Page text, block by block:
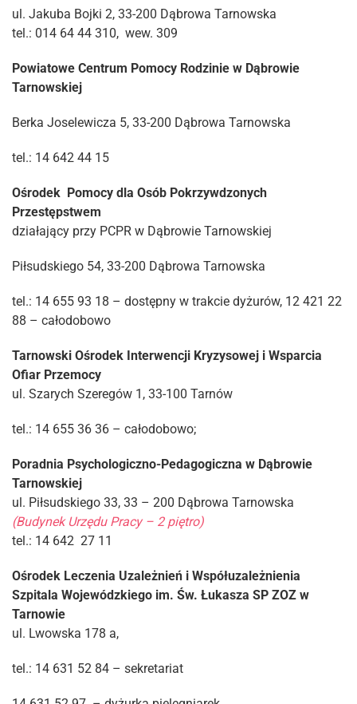
ul. Jakuba Bojki 2, 33-200 Dąbrowa Tarnowska
tel.: 014 64 44 310, wew. 309
Powiatowe Centrum Pomocy Rodzinie w Dąbrowie
Tarnowskiej
Berka Joselewicza 5, 33-200 Dąbrowa Tarnowska
tel.: 14 642 44 15
Ośrodek Pomocy dla Osób Pokrzywdzonych
Przestępstwem
działający przy PCPR w Dąbrowie Tarnowskiej
Piłsudskiego 54, 33-200 Dąbrowa Tarnowska
tel.: 14 655 93 18 – dostępny w trakcie dyżurów, 12 421 22
88 – całodobowo
Tarnowski Ośrodek Interwencji Kryzysowej i Wsparcia
Ofiar Przemocy
ul. Szarych Szeregów 1, 33-100 Tarnów
tel.: 14 655 36 36 – całodobowo;
Poradnia Psychologiczno-Pedagogiczna w Dąbrowie
Tarnowskiej
ul. Piłsudskiego 33, 33 – 200 Dąbrowa Tarnowska
(Budynek Urzędu Pracy – 2 piętro)
tel.: 14 642 27 11
Ośrodek Leczenia Uzależnień i Współuzależnienia
Szpitala Wojewódzkiego im. Św. Łukasza SP ZOZ w
Tarnowie
ul. Lwowska 178 a,
tel.: 14 631 52 84 – sekretariat